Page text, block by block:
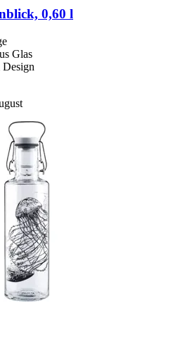
0,60 l
Glas